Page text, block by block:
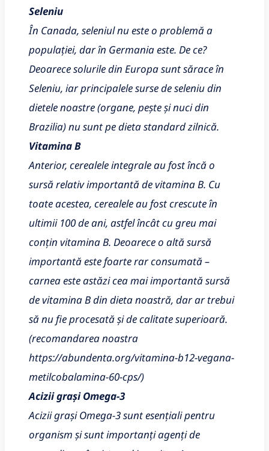
Seleniu
În Canada, seleniul nu este o problemă a
populației, dar în Germania este. De ce?
Deoarece solurile din Europa sunt sărace în
Seleniu, iar principalele surse de seleniu din
dietele noastre (organe, pește și nuci din
Brazilia) nu sunt pe dieta standard zilnică.
Vitamina B
Anterior, cerealele integrale au fost încă o
sursă relativ importantă de vitamina B. Cu
toate acestea, cerealele au fost crescute în
ultimii 100 de ani, astfel încât cu greu mai
conțin vitamina B. Deoarece o altă sursă
importantă este foarte rar consumată –
carnea este astăzi cea mai importantă sursă
de vitamina B din dieta noastră, dar ar trebui
să nu fie procesată și de calitate superioară.
(recomandarea noastra
https://abundenta.org/vitamina-b12-vegana-
metilcobalamina-60-cps/)
Acizii grași Omega-3
Acizii grași Omega-3 sunt esențiali pentru
organism și sunt importanți agenți de